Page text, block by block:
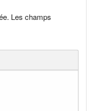
Les champs